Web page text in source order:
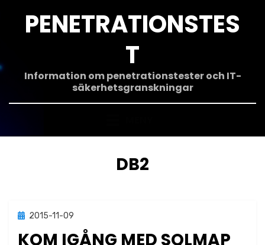
innehållPENETRATIONSTES
T
Information om penetrationstester och IT-
säkerhetsgranskningar
ETIKETT
:
DB2
Publicerad
2015-11-09
KOM IGÅNG MED SQLMAP